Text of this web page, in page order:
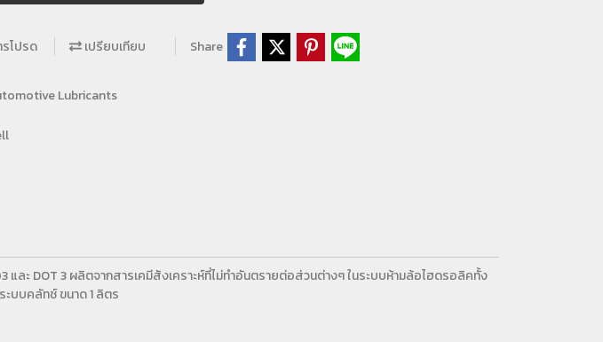
รโปรด เปรียบเทียบ Share
Lubricants
ละ DOT 3 ผลิตจากสารเคมีสังเคราะห์ที่ไม่ทำอันตรายต่อส่วนต่างๆ ในระบบห้ามล้อไฮดรอลิคทั้ง
ะบบคลัทช์ ขนาด 1 ลิตร